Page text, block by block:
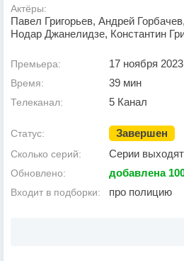
Актёры:
Павел Григорьев, Андрей
Нодар Джанелидзе, Константин
Премьера: 17 ноября 2023
Время: 39 мин
Телеканал: 5 Канал
Статус: Завершен
Сколько серий: Серии выходят
Обновлено: добавлена
Входит в подборки: про полицию